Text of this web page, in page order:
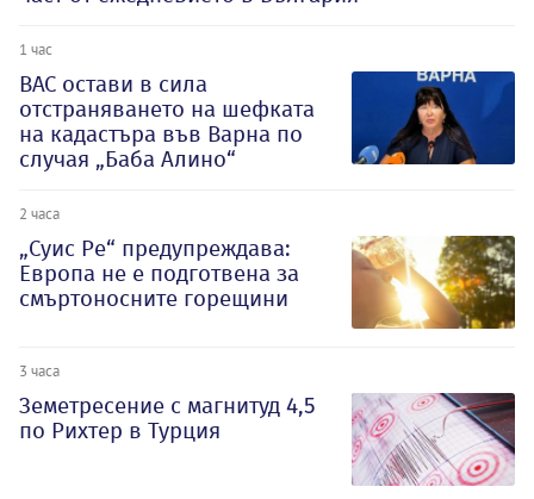
1 час
ВАС остави в сила
отстраняването на шефката
на кадастъра във Варна по
случая „Баба Алино“
2 часа
„Суис Ре“ предупреждава:
Европа не е подготвена за
смъртоносните горещини
3 часа
Земетресение с магнитуд 4,5
по Рихтер в Турция